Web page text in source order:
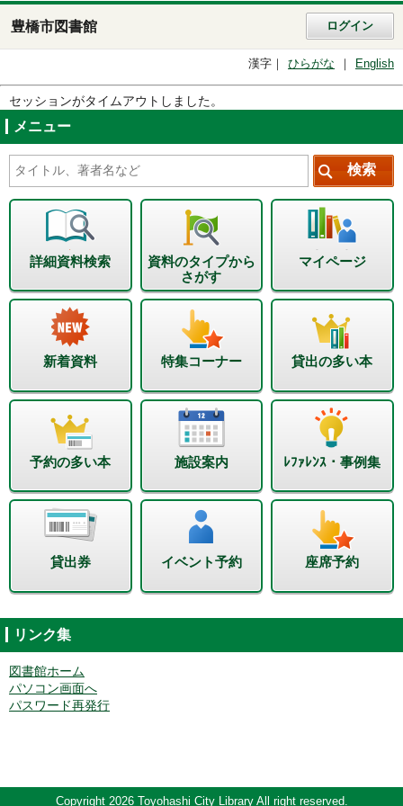
豊橋市図書館 ログイン
漢字 ひらがな English
セッションがタイムアウトしました。
メニュー
詳細資料検索
資料のタイプから
さがす
マイページ
新着資料 特集コーナー 貸出の多い本
予約の多い本 施設案内 ﾚﾌｧﾚﾝｽ・事例集
貸出券 イベント予約 座席予約
リンク集
図書館ホーム
パソコン画面へ
パスワード再発行
Copyright 2026 Toyohashi City Library All right reserved.